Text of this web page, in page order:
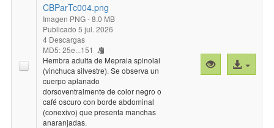
CBParTc004.png
Imagen PNG- 8.0 MB
Publicado 5 jul. 2026
4 Descargas
MD5: 25e...151
Hembra adulta de Mepraia spinolai
(vinchuca silvestre). Se observa un
cuerpo aplanado
dorsoventralmente de color negro o
café oscuro con borde abdominal
(conexivo) que presenta manchas
anaranjadas.
Vista
previa
Acceso
al